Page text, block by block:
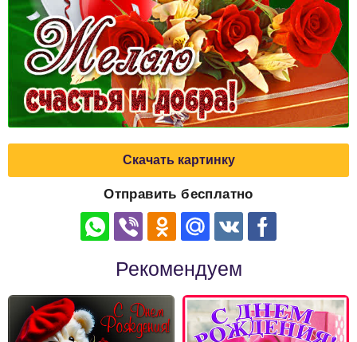
Скачать картинку
Отправить бесплатно
Рекомендуем